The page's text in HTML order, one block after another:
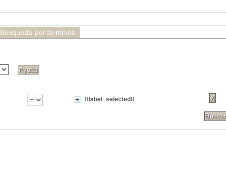
Búsqueda por términos
!!label_selected!!